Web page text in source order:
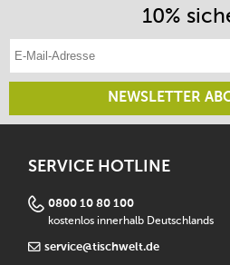
10%
NEWSLETTER
SERVICE HOTLINE
0800 10 80 100
kostenlos innerhalb Deutschlands
service@tischwelt.de